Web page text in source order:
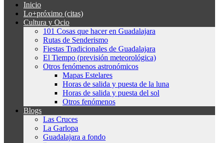
Inicio
Lo+próximo (citas)
Cultura y Ocio
101 Cosas que hacer en Guadalajara
Rutas de Senderismo
Fiestas Tradicionales de Guadalajara
El Tiempo (previsión meteorológica)
Otros fenómenos astronómicos
Mapas Estelares
Horas de salida y puesta de la luna
Horas de salida y puesta del sol
Otros fenómenos
Blogs
Las Cruces
La Garlopa
Guadalajara a fondo